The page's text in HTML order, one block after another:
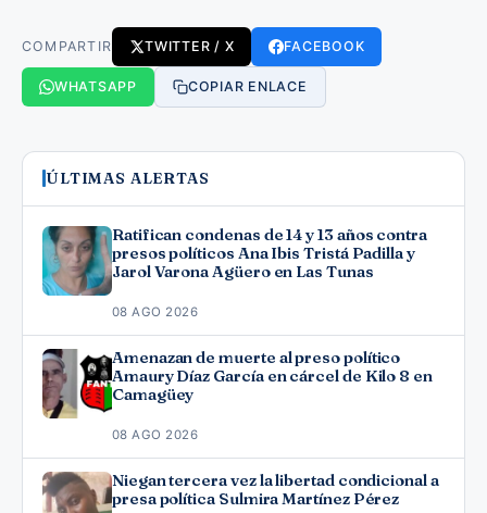
COMPARTIR TWITTER / X FACEBOOK
WHATSAPP COPIAR ENLACE
ÚLTIMAS ALERTAS
Ratifican condenas de 14 y 13 años contra
presos políticos Ana Ibis Tristá Padilla y
Jarol Varona Agüero en Las Tunas
08 AGO 2026
Amenazan de muerte al preso político
Amaury Díaz García en cárcel de Kilo 8 en
Camagüey
08 AGO 2026
Niegan tercera vez la libertad condicional a
presa política Sulmira Martínez Pérez